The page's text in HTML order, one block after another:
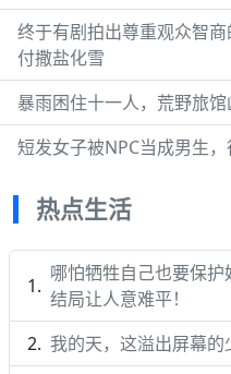
终于有剧拍出尊重观众智
付撒盐化雪
暴雨困住十一人，荒野旅
短发女子被NPC当成男生
热点生活
哪怕牺牲自己也要保
结局让人意难平！
我的天，这溢出屏幕的